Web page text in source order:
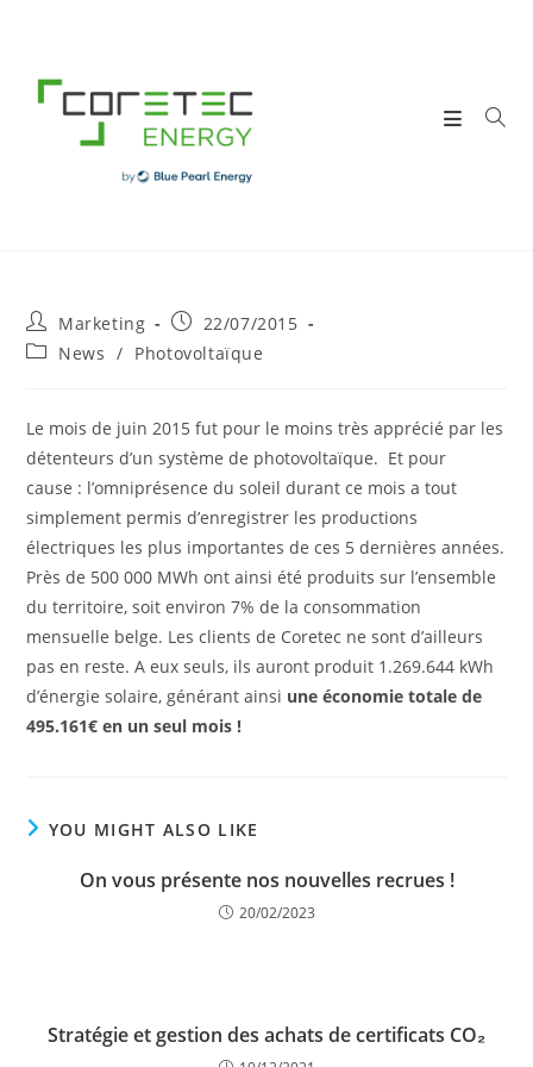
content
Post
author:
Marketing
Post
published:
22/07/2015
PostNews / Photovoltaïque
Le mois de juin 2015 fut pour le moins très apprécié par les
détenteurs d’un système de photovoltaïque. Et pour
cause : l’omniprésence du soleil durant ce mois a tout
simplement permis d’enregistrer les productions
électriques les plus importantes de ces 5 dernières années.
Près de 500 000 MWh ont ainsi été produits sur l’ensemble
du territoire, soit environ 7% de la consommation
mensuelle belge. Les clients de Coretec ne sont d’ailleurs
pas en reste. A eux seuls, ils auront produit 1.269.644 kWh
d’énergie solaire, générant ainsi une économie totale de
495.161€ en un seul mois !
YOU MIGHT ALSO LIKE
On vous présente nos nouvelles recrues !
20/02/2023
Stratégie et gestion des achats de certificats CO₂